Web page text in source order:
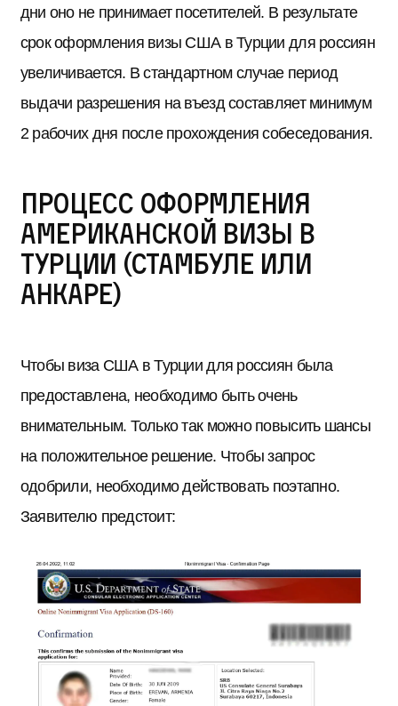
дни оно не принимает посетителей. В результате
срок оформления визы США в Турции для россиян
увеличивается. В стандартном случае период
выдачи разрешения на въезд составляет минимум
2 рабочих дня после прохождения собеседования.
Процесс оформления
американской визы в
Турции (Стамбуле или
Анкаре)
Чтобы виза США в Турции для россиян была
предоставлена, необходимо быть очень
внимательным. Только так можно повысить шансы
на положительное решение. Чтобы запрос
одобрили, необходимо действовать поэтапно.
Заявителю предстоит: